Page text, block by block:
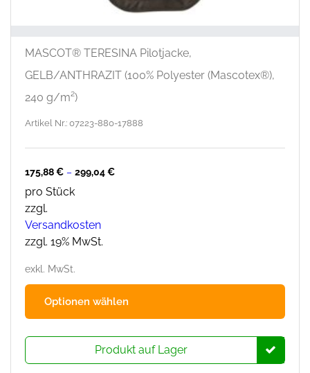
MASCOT® TERESINA Pilotjacke,
GELB/ANTHRAZIT (100% Polyester (Mascotex®),
240 g/m²)
Artikel Nr.: 07223-880-17888
175,88€ – 299,04€
pro Stück
zzgl.
Versandkosten
zzgl. 19% MwSt.
exkl. MwSt.
Optionen wählen
Produkt auf Lager